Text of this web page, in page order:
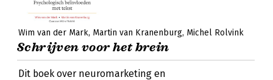
Wim van der Mark Martin van Kranenburg Michel Rolvink
Schrijven voor het brein
Dit boek over neuromarketing en